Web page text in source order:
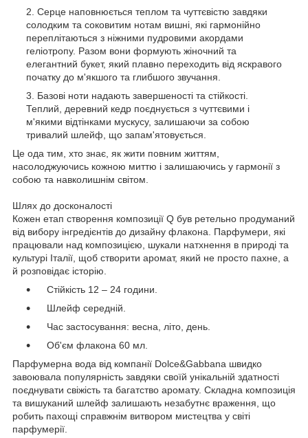
Серце наповнюється теплом та чуттєвістю завдяки
солодким та соковитим нотам вишні, які гармонійно
переплітаються з ніжними пудровими акордами
геліотропу. Разом вони формують жіночний та
елегантний букет, який плавно переходить від яскравого
початку до м'якшого та глибшого звучання.
Базові ноти надають завершеності та стійкості.
Теплий, деревний кедр поєднується з чуттєвими і
м'якими відтінками мускусу, залишаючи за собою
тривалий шлейф, що запам'ятовується.
Це ода тим, хто знає, як жити повним життям,
насолоджуючись кожною миттю і залишаючись у гармонії з
собою та навколишнім світом.
Шлях до досконалості
Кожен етап створення композиції Q був ретельно продуманий
від вибору інгредієнтів до дизайну флакона. Парфумери, які
працювали над композицією, шукали натхнення в природі та
культурі Італії, щоб створити аромат, який не просто пахне, а
й розповідає історію.
Стійкість 12 – 24 години.
Шлейф середній.
Час застосування: весна, літо, день.
Об'єм флакона 60 мл.
Парфумерна вода від компанії Dolce&Gabbana швидко
завоювала популярність завдяки своїй унікальній здатності
поєднувати свіжість та багатство аромату. Складна композиція
та вишуканий шлейф залишають незабутнє враження, що
робить пахощі справжнім витвором мистецтва у світі
парфумерії.